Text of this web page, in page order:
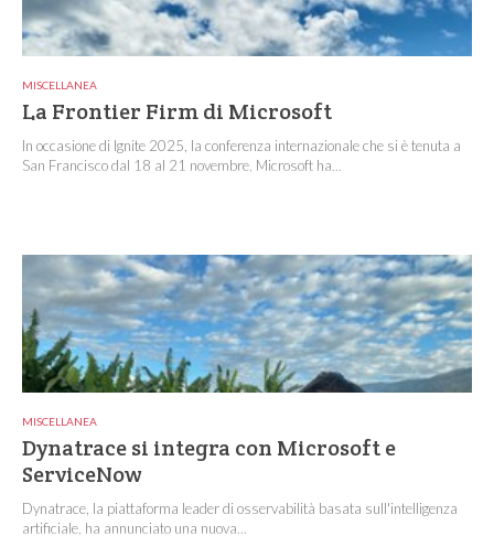
MISCELLANEA
La Frontier Firm di Microsoft
In occasione di Ignite 2025, la conferenza internazionale che si è tenuta a
San Francisco dal 18 al 21 novembre, Microsoft ha...
MISCELLANEA
Dynatrace si integra con Microsoft e
ServiceNow
Dynatrace, la piattaforma leader di osservabilità basata sull'intelligenza
artificiale, ha annunciato una nuova...